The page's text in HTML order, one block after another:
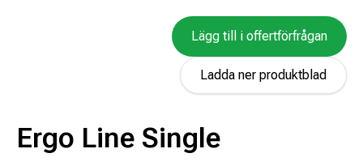
Ergo Line Single
Lägg till i offertförfrågan
Ladda ner produktblad